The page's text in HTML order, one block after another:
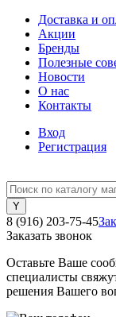
Доставка и
Акции
Бренды
Полезные
Новости
О нас
Контакты
Вход
Регистрация
8 (916) 203-75-45
Заказать звонок
Оставьте Ваше
специалисты
решения Вашего